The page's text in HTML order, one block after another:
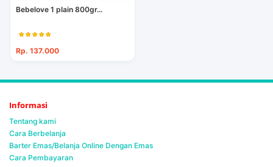
Bebelove 1 plain 800gr...
Rp. 137.000
Informasi
Tentang kami
Cara Berbelanja
Barter Emas/Belanja Online Dengan Emas
Cara Pembayaran